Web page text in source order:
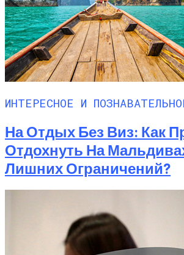
ИНТЕРЕСНОЕ И
На Отдых Без Виз: Как
Отдохнуть На
Лишних Ограничений?